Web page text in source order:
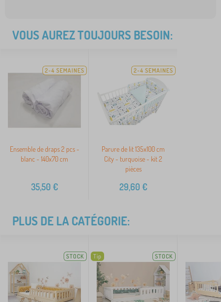
VOUS AUREZ TOUJOURS BESOIN:
2-4 SEMAINES
Ensemble de draps 2 pcs -
blanc - 140x70 cm
35,50 €
2-4 SEMAINES
Parure de lit 135x100 cm
City - turquoise - kit 2
pièces
29,60 €
PLUS DE LA CATÉGORIE:
STOCK Tip STOCK